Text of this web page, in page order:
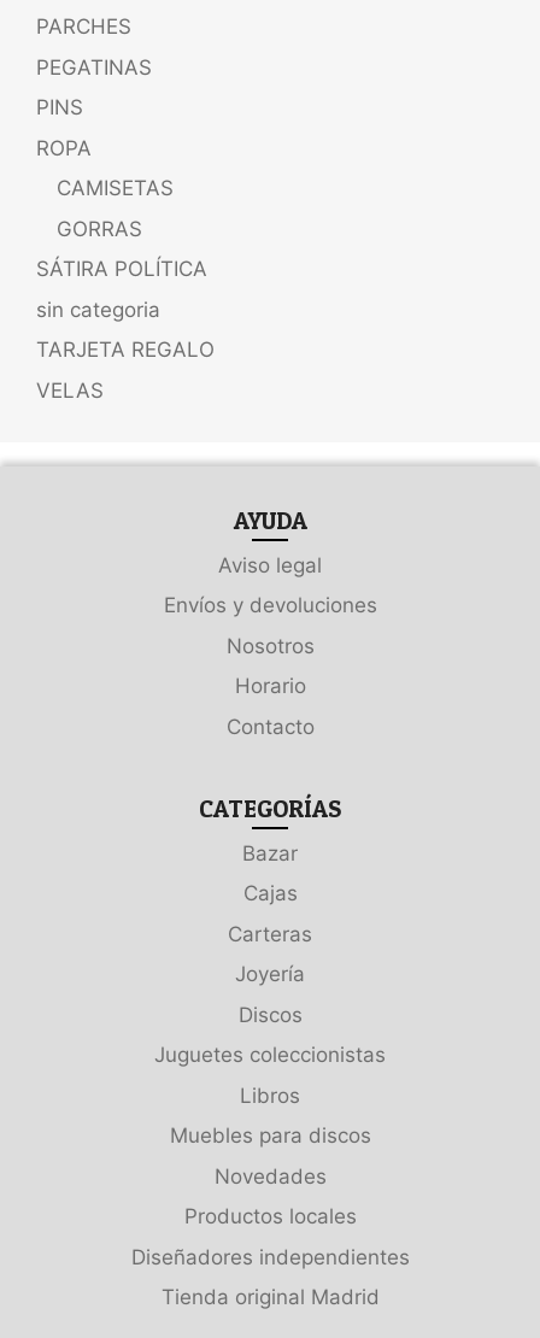
PARCHES
PEGATINAS
PINS
ROPA
CAMISETAS
GORRAS
SÁTIRA POLÍTICA
sin categoria
TARJETA REGALO
VELAS
AYUDA
Aviso legal
Envíos y devoluciones
Nosotros
Horario
Contacto
CATEGORÍAS
Bazar
Cajas
Carteras
Joyería
Discos
Juguetes coleccionistas
Libros
Muebles para discos
Novedades
Productos locales
Diseñadores independientes
Tienda original Madrid